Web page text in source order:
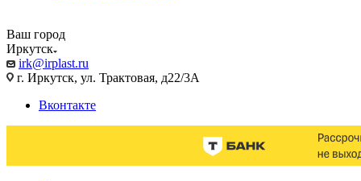
Ваш город
Иркутск
irk@irplast.ru
г. Иркутск, ул. Трактовая, д22/3А
Вконтакте